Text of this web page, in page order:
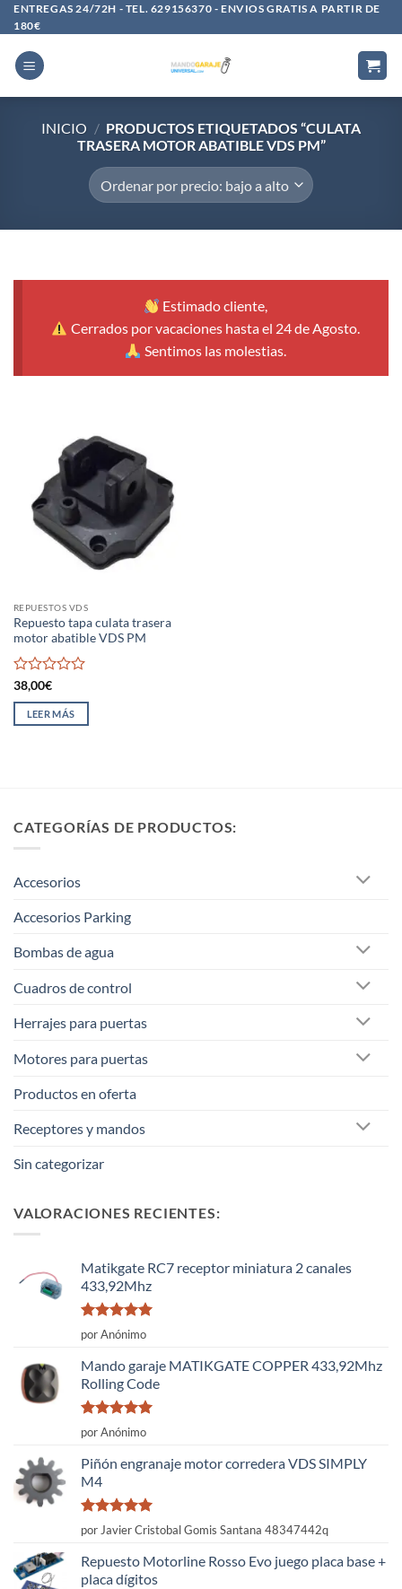
Saltar
al
contenido
ENTREGAS 24/72H - TEL. 629156370 - ENVIOS GRATIS A PARTIR DE
180€
INICIO / PRODUCTOS ETIQUETADOS “CULATA
TRASERA MOTOR ABATIBLE VDS PM”
Estimado cliente,
Cerrados por vacaciones hasta el 24 de Agosto.
Sentimos las molestias.
REPUESTOS VDS
Repuesto tapa culata trasera
motor abatible VDS PM
Valorado
con
de
38,00€
LEER MÁS
CATEGORÍAS DE PRODUCTOS:
Accesorios
Accesorios Parking
Bombas de agua
Cuadros de control
Herrajes para puertas
Motores para puertas
Productos en oferta
Receptores y mandos
Sin categorizar
VALORACIONES RECIENTES:
Matikgate RC7 receptor miniatura 2 canales
433,92Mhz
Valorado
con
por Anónimo
Mando garaje MATIKGATE COPPER 433,92Mhz
Rolling Code
Valorado
con
por Anónimo
Piñón engranaje motor corredera VDS SIMPLY
M4
Valorado
con
por Javier Cristobal Gomis Santana 48347442q
Repuesto Motorline Rosso Evo juego placa base +
placa dígitos